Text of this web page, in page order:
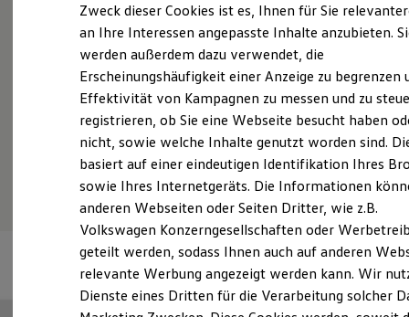
Laden
Laden unterwegs
Laden Zuhause
Ladezeitensimulator
Batterie
Sicherheit
Garantie und Lebensdauer
Nachhaltigkeit
Technologie
Kosten und Kauf
Verbrauchskosten
Kaufoptionen
E-Auto-Förderung
Software und Konnektivität
Die ID. Software 6
ID. Software Versionen und Updates
Digitale Extras
Schnittstellen zu Ihrem ID.
Fahrzeugangebot anfordern
Serviceanfrage stellen
Zweck dieser Cookies ist es, Ihnen für Sie
an Ihre Interessen angepasste Inhalte anzubieten.
werden außerdem dazu verwendet, die
Erscheinungshäufigkeit einer Anzeige zu begrenzen
Effektivität von Kampagnen zu messen und zu
registrieren, ob Sie eine Webseite besucht haben
nicht, sowie welche Inhalte genutzt worden sind.
basiert auf einer eindeutigen Identifikation Ihres
sowie Ihres Internetgeräts. Die Informationen
anderen Webseiten oder Seiten Dritter, wie z.B.
Volkswagen Konzerngesellschaften oder
geteilt werden, sodass Ihnen auch auf anderen
relevante Werbung angezeigt werden kann. Wir
Dienste eines Dritten für die Verarbeitung solcher